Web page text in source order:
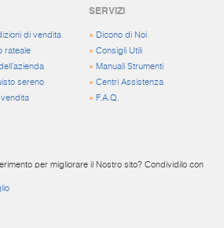
di vendita
rateale
sereno
vendita
SERVIZI
» Dicono di Noi
»Consigli Utili
» Manuali Strumenti
»Centri Assistenza
» F.A.Q.
per migliorare il Nostro sito? Condividilo con